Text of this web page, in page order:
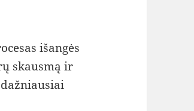
išangės
skausmą ir